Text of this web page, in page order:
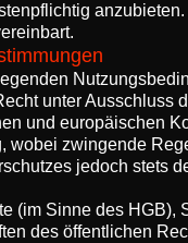
unter Ausschluss
und europäischen
wobei zwingende
jedoch stets
(im Sinne des HGB),
des öffentlichen